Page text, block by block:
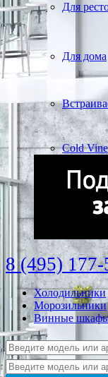
Для
Для дома
Cold Vine
8 (495)
Холодильники
Морозильники
Винные